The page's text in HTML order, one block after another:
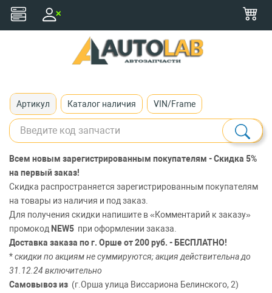
Артикул Каталог наличия VIN/Frame
Всем новым зарегистрированным покупателям - Скидка 5%
на первый заказ!
Скидка распространяется зарегистрированным покупателям
на товары из наличия и под заказ.
Для получения скидки напишите в «Комментарий к заказу»
промокод NEW5 при оформлении заказа.
Доставка заказа по г. Орше от 200 руб. - БЕСПЛАТНО!
*скидки по акциям не суммируются;акция действительна до
31.12.24 включительно
Самовывоз из (г.Орша улица Виссариона Белинского, 2)